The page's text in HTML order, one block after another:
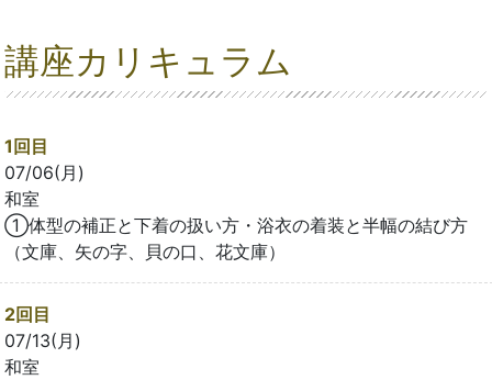
講座カリキュラム
1回目
07/06(月)
和室
①体型の補正と下着の扱い方・浴衣の着装と半幅の結び方
（文庫、矢の字、貝の口、花文庫）
2回目
07/13(月)
和室